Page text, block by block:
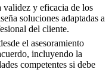
validez y eficacia de los
soluciones adaptadas a
del cliente.
el asesoramiento
incluyendo la
competentes si debe